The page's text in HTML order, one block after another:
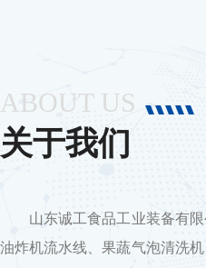
ABOUT US
关于我们
山东诚工食品工业装备有限
油炸机流水线、果蔬气泡清洗